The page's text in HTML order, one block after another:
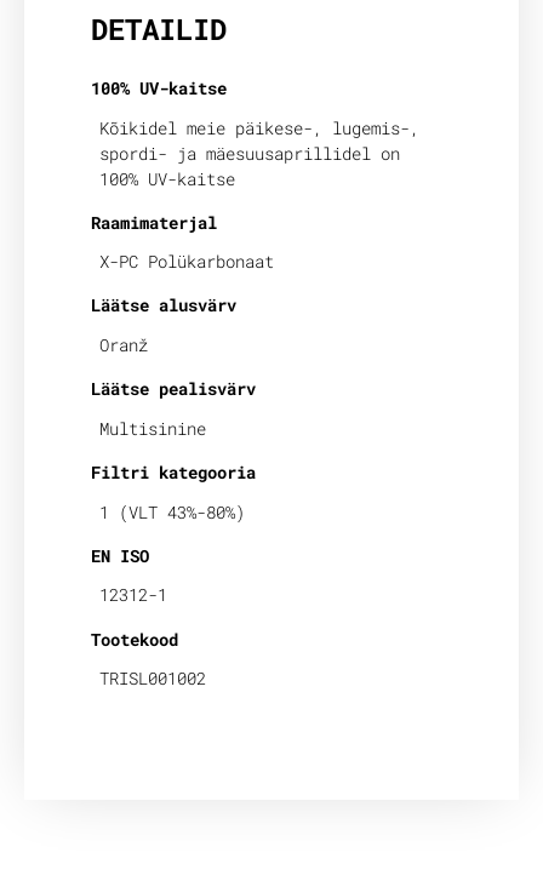
DETAILID
100% UV-kaitse
Kõikidel meie päikese-, lugemis-,
spordi- ja mäesuusaprillidel on
100% UV-kaitse
Raamimaterjal
X-PC Polükarbonaat
Läätse alusvärv
Oranž
Läätse pealisvärv
Multisinine
Filtri kategooria
1 (VLT 43%-80%)
EN ISO
12312-1
Tootekood
TRISL001002